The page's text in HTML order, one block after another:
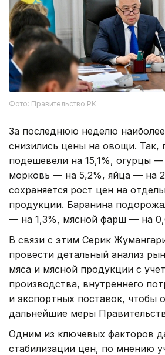
Фото: Правительство РК
За последнюю неделю
снизились цены на овощи. Так,
подешевели на 15,1%, огурцы —
морковь — на 5,2%, яйца — на
сохраняется рост цен на
продукции. Баранина
— на 1,3%, мясной фарш — на
В связи с этим Серик
провести детальный анализ
мяса и мясной продукции с
производства, внутреннего
и экспортных поставок, чтобы
дальнейшие меры
Одним из ключевых факторов
стабилизации цен, по мнению